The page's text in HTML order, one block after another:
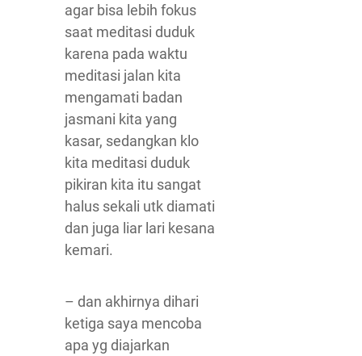
agar bisa lebih fokus
saat meditasi duduk
karena pada waktu
meditasi jalan kita
mengamati badan
jasmani kita yang
kasar, sedangkan klo
kita meditasi duduk
pikiran kita itu sangat
halus sekali utk diamati
dan juga liar lari kesana
kemari.
– dan akhirnya dihari
ketiga saya mencoba
apa yg diajarkan